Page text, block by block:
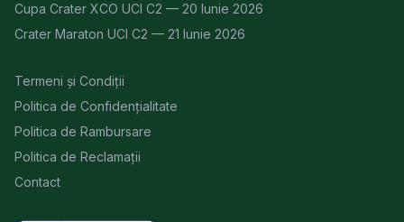
Cupa Crater XCO UCI C2 — 20 Iunie 2026
Crater Maraton UCI C2 — 21 Iunie 2026
Termeni și Condiții
Politica de Confidențialitate
Politica de Rambursare
Politica de Reclamații
Contact